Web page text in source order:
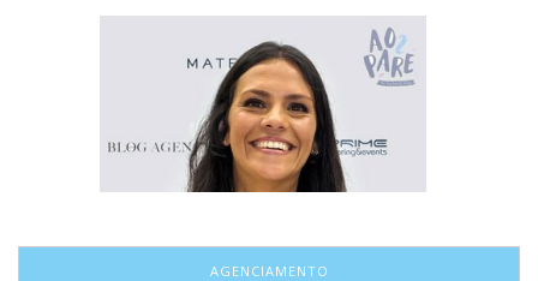
AGENCIAMENTO